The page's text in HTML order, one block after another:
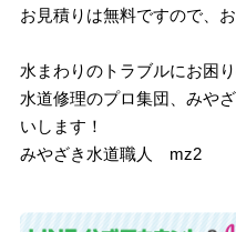
お見積りは無料ですので、
水まわりのトラブルにお困
水道修理のプロ集団、みや
いします！
みやざき水道職人 mz2